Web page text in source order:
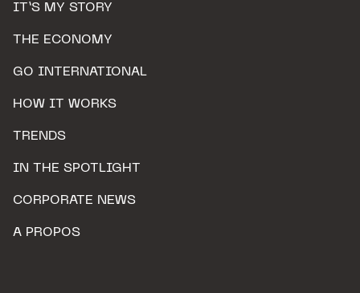
IT’S MY STORY
THE ECONOMY
GO INTERNATIONAL
HOW IT WORKS
TRENDS
IN THE SPOTLIGHT
CORPORATE NEWS
A PROPOS